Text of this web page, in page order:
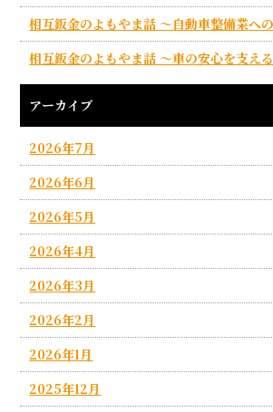
相互鈑金のよもやま話 ～自動車整備業へ
相互鈑金のよもやま話 ～車の安心を支え
アーカイブ
2026年7月
2026年6月
2026年5月
2026年4月
2026年3月
2026年2月
2026年1月
2025年12月